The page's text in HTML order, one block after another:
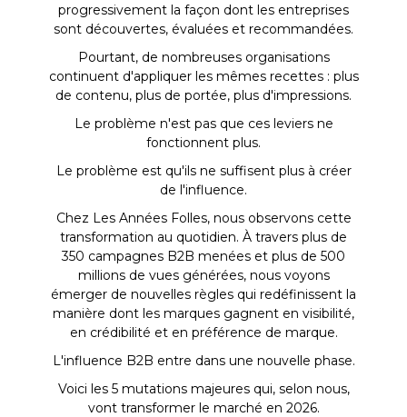
progressivement la façon dont les entreprises
sont découvertes, évaluées et recommandées.
Pourtant, de nombreuses organisations
continuent d'appliquer les mêmes recettes : plus
de contenu, plus de portée, plus d'impressions.
Le problème n'est pas que ces leviers ne
fonctionnent plus.
Le problème est qu'ils ne suffisent plus à créer
de l'influence.
Chez Les Années Folles, nous observons cette
transformation au quotidien. À travers plus de
350 campagnes B2B menées et plus de 500
millions de vues générées, nous voyons
émerger de nouvelles règles qui redéfinissent la
manière dont les marques gagnent en visibilité,
en crédibilité et en préférence de marque.
L'influence B2B entre dans une nouvelle phase.
Voici les 5 mutations majeures qui, selon nous,
vont transformer le marché en 2026.